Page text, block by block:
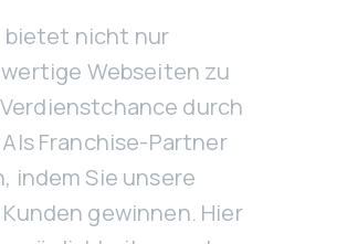
bietet nicht nur
Webseiten zu
durch
Franchise-Partner
indem Sie unsere
gewinnen. Hier